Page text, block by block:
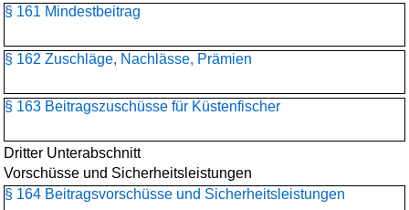
§ 161 Mindestbeitrag
§ 162 Zuschläge, Nachlässe, Prämien
§ 163 Beitragszuschüsse für Küstenfischer
Dritter Unterabschnitt
Vorschüsse und Sicherheitsleistungen
§ 164 Beitragsvorschüsse und Sicherheitsleistungen